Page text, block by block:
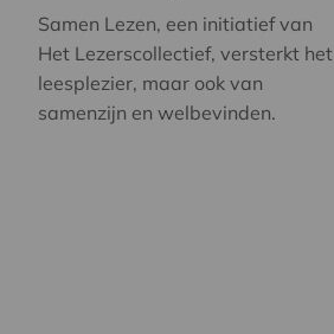
Samen Lezen, een initiatief van
Het Lezerscollectief, versterkt het
leesplezier, maar ook van
samenzijn en welbevinden.